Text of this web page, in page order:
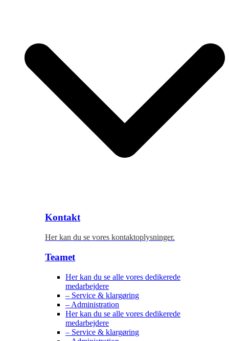
Kontakt
Her kan du se vores kontaktoplysninger.
Teamet
Her kan du se alle vores dedikerede
medarbejdere
– Service & klargøring
– Administration
Her kan du se alle vores dedikerede
medarbejdere
– Service & klargøring